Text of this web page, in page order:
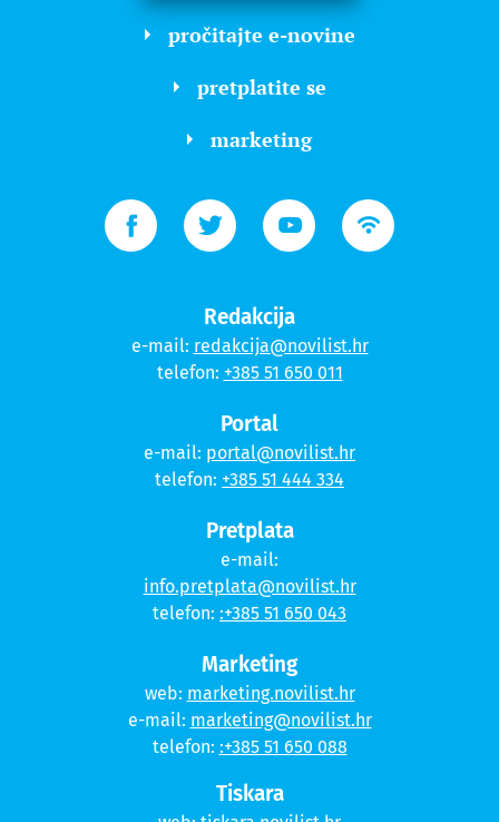
pročitajte e-novine
pretplatite se
marketing
Redakcija
e-mail: redakcija@novilist.hr
telefon: +385 51 650 011
Portal
e-mail: portal@novilist.hr
telefon: +385 51 444 334
Pretplata
e-mail:
info.pretplata@novilist.hr
telefon: :+385 51 650 043
Marketing
web: marketing.novilist.hr
e-mail: marketing@novilist.hr
telefon: :+385 51 650 088
Tiskara